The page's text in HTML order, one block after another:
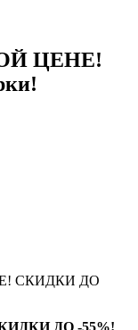
ЦЕНЕ!
СКИДКИ ДО
ДО -55%!